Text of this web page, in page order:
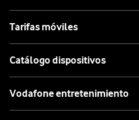
Tarifas móviles
Catálogo dispositivos
Vodafone entretenimiento